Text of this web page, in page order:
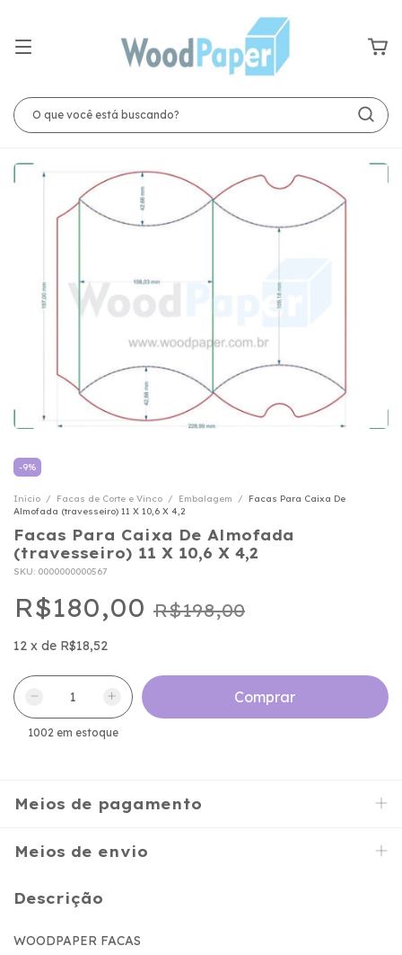
-9%
Início / Facas de Corte e Vinco / Embalagem /
Facas Para Caixa De
Almofada (travesseiro) 11 X 10,6 X 4,2
Facas Para Caixa De Almofada
(travesseiro) 11 X 10,6 X 4,2
SKU: 0000000000567
R$180,00 R$198,00
12 x de R$18,52
1002 em estoque
Meios de pagamento
Meios de envio
Descrição
WOODPAPER FACAS